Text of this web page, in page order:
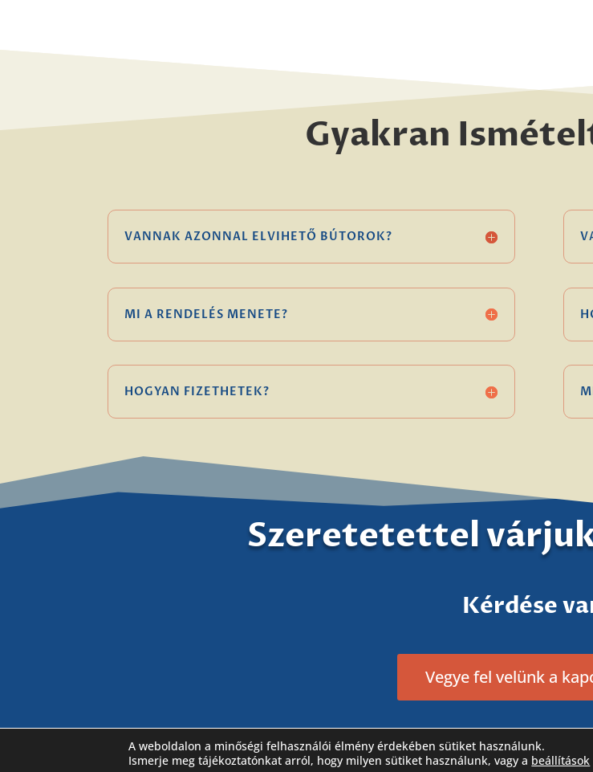
Gyakran
VANNAK AZONNAL ELVIHETŐ BÚTOROK?
MI A RENDELÉS MENETE?
HOGYAN FIZETHETEK?
Szeretetettel
Kérdése
Vegye fel velünk a
Látogassa meg Facebook oldalunkat is!
A weboldalon a minőségi felhasználói élmény érdekében sütiket használunk.
Ismerje meg tájékoztatónkat arról, hogy milyen sütiket használunk, vagy a beállítások